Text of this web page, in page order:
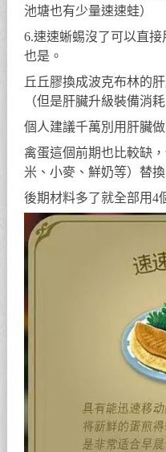
池塘也有少量速速蛙）
6.速速蜥蜴沒了可以直
也是。
丘丘膠換成波克布林的
（但是肝臟升級裝備消
個人建議千萬別用肝臟
禽蛋這個前期也比較缺
米、小麥、鮮奶等）替
後期材料多了就全部用4